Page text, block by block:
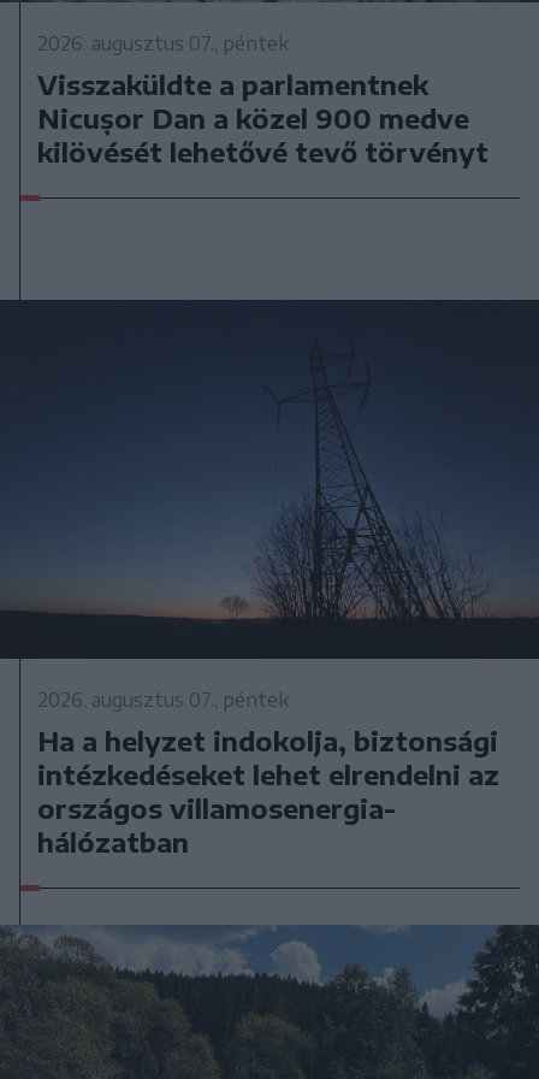
2026. augusztus 07., péntek
Visszaküldte a parlamentnek
Nicușor Dan a közel 900 medve
kilövését lehetővé tevő törvényt
2026. augusztus 07., péntek
Ha a helyzet indokolja, biztonsági
intézkedéseket lehet elrendelni az
országos villamosenergia-
hálózatban